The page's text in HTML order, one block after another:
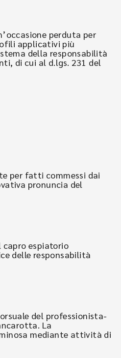
perduta per
applicativi più
della responsabilità
di cui al d.lgs. 231 del
per fatti commessi dai
pronuncia del
capro espiatorio
delle responsabilità
del professionista-
La
mediante attività di